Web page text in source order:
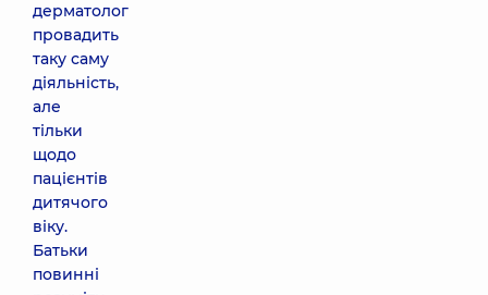
дерматолог
провадить
таку саму
діяльність,
але
тільки
щодо
пацієнтів
дитячого
віку.
Батьки
повинні